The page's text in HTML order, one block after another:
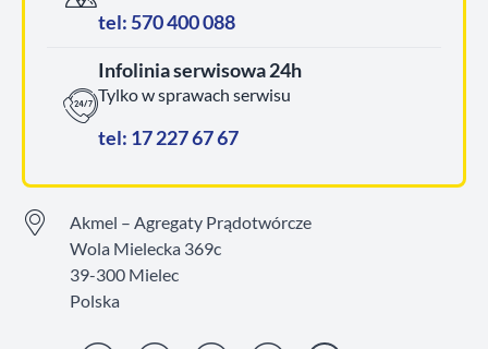
tel: 570 400 088
Infolinia serwisowa 24h
Tylko w sprawach serwisu
tel: 17 227 67 67
Akmel – Agregaty Prądotwórcze
Wola Mielecka 369c
39-300 Mielec
Polska